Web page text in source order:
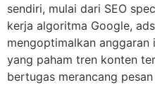
sendiri, mulai dari SEO
kerja algoritma Google,
mengoptimalkan
yang paham tren konten
bertugas merancang